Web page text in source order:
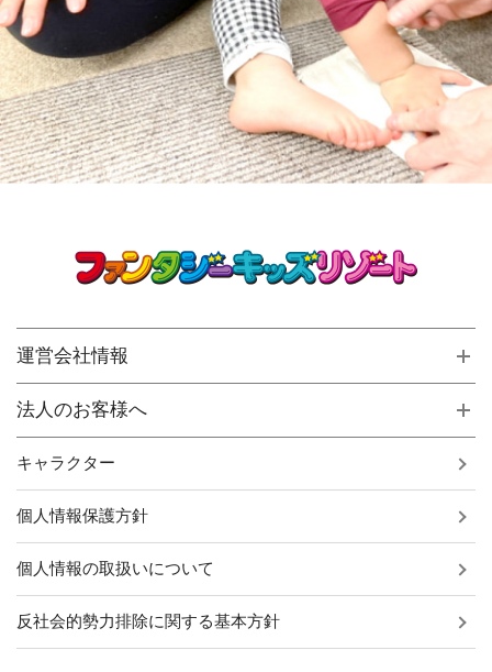
運営会社情報
法人のお客様へ
キャラクター
個人情報保護方針
個人情報の取扱いについて
反社会的勢力排除に関する基本方針